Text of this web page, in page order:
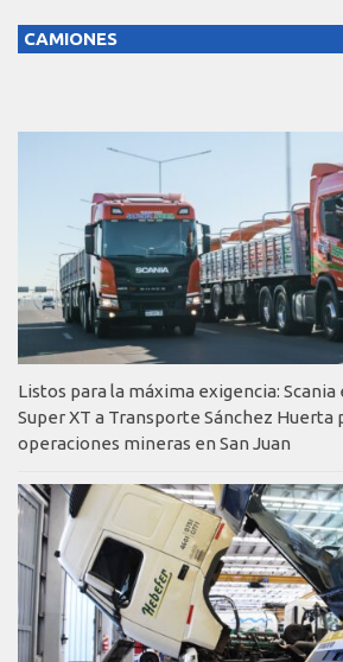
CAMIONES
Listos para la máxima exigencia:
Super XT a Transporte Sánchez Huerta
operaciones mineras en San Juan